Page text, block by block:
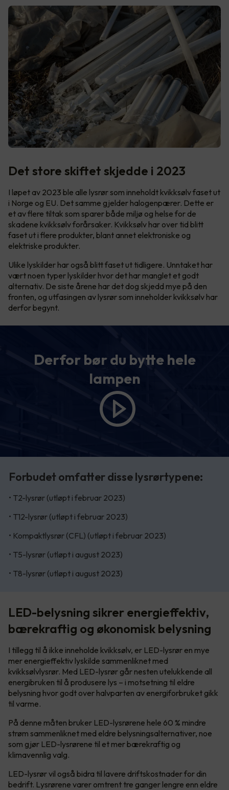
Det store skiftet skjedde i 2023
I løpet av 2023 ble alle lysrør som inneholdt kvikksølv faset ut
i Norge og EU. Det samme gjelder halogenpærer. Dette er
et av flere tiltak som sparer både miljø og helse for de
skadene kvikksølv forårsaker. Kvikksølv har over tid blitt
faset ut i flere produkter, blant annet elektroniske og
elektriske produkter.
Ulike lyskilder har også blitt faset ut tidligere. Unntaket har
vært noen typer lyskilder hvor det har manglet et godt
alternativ. De siste årene har det dog skjedd mye på den
fronten, og utfasingen av lysrør som inneholder kvikksølv har
derfor begynt.
Derfor bør du bytte hele
lampen
Forbudet omfatter disse lysrørtypene:
• T2-lysrør (utløpt i februar 2023)
• T12-lysrør (utløpt i februar 2023)
• Kompaktlysrør (CFL) (utløpt i februar 2023)
• T5-lysrør (utløpt i august 2023)
• T8-lysrør (utløpt i august 2023)
LED-belysning sikrer energieffektiv,
bærekraftig og økonomisk belysning
I tillegg til å ikke inneholde kvikksølv, er LED-lysrør en mye
mer energieffektiv lyskilde sammenliknet med
kvikksølvlysrør. Med LED-lysrør går nesten utelukkende all
energibruken til å produsere lys – i motsetning til eldre
belysning hvor godt over halvparten av energiforbruket gikk
til varme.
På denne måten bruker LED-lysrørene hele 60 % mindre
strøm sammenliknet med eldre belysningsalternativer, noe
som gjør LED-lysrørene til et mer bærekraftig og
klimavennlig valg.
LED-lysrør vil også bidra til lavere driftskostnader for din
bedrift. Lysrørene varer omtrent tre ganger lengre enn eldre